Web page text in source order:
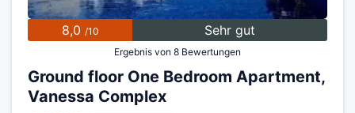
8,0 /10 Sehr gut
Ergebnis von 8 Bewertungen
Ground floor One Bedroom Apartment,
Vanessa Complex